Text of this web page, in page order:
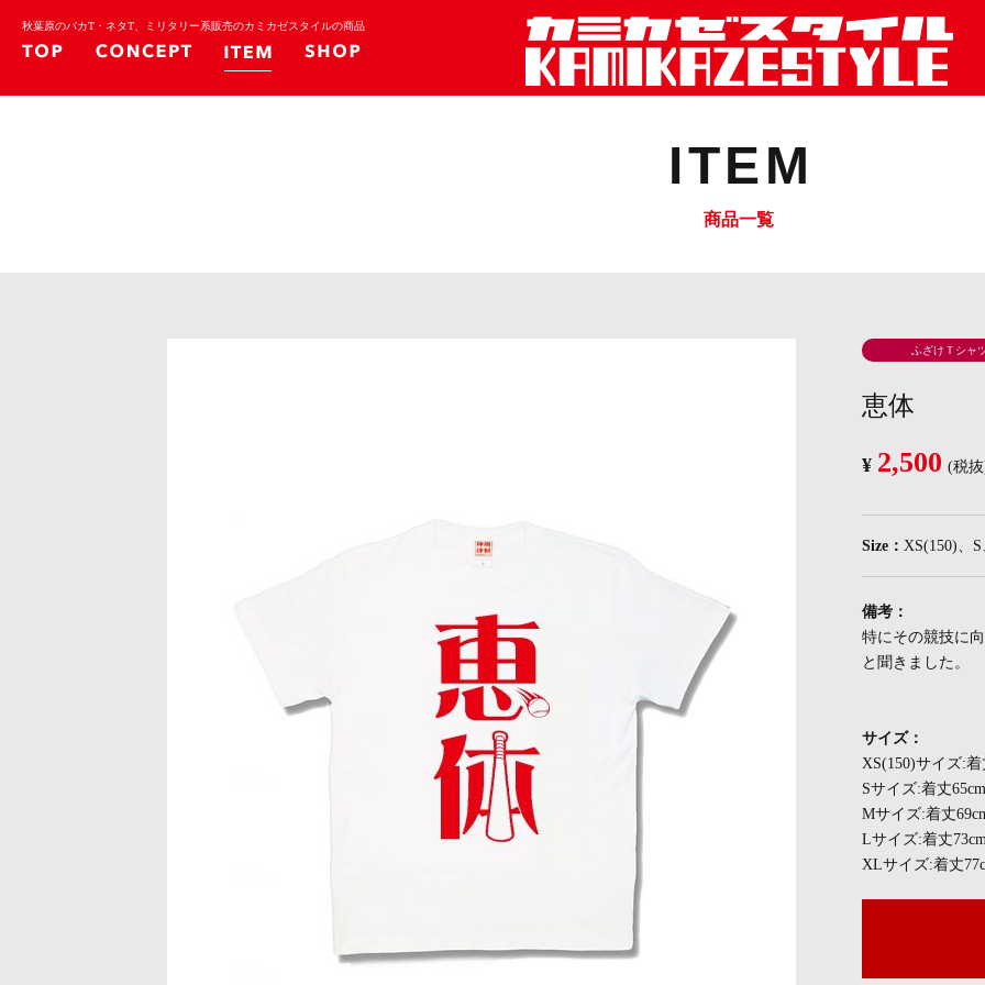
秋葉原のバカT・ネタT、ミリタリー系販売のカミカゼスタイルの商品
ITEM
商品一覧
ふざけＴシャ
恵体
¥ 2,500 (税
Size： XS(150)、
備考：
特にその競技に
と聞きました。
サイズ：
XS(150)サイズ:着
Sサイズ:着丈
Mサイズ:着丈
Lサイズ:着丈
XLサイズ:着丈